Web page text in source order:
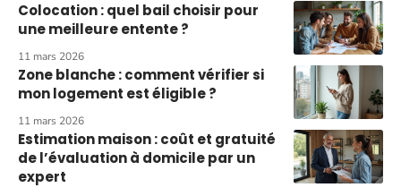
Colocation : quel bail choisir pour
une meilleure entente ?
11 mars 2026
Zone blanche : comment vérifier si
mon logement est éligible ?
11 mars 2026
Estimation maison : coût et gratuité
de l’évaluation à domicile par un
expert